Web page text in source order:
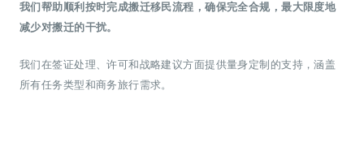
我们帮助顺利按时完成搬迁移民流程，确保完全合规，最大限度地
减少对搬迁的干扰。
我们在签证处理、许可和战略建议方面提供量身定制的支持，涵盖
所有任务类型和商务旅行需求。